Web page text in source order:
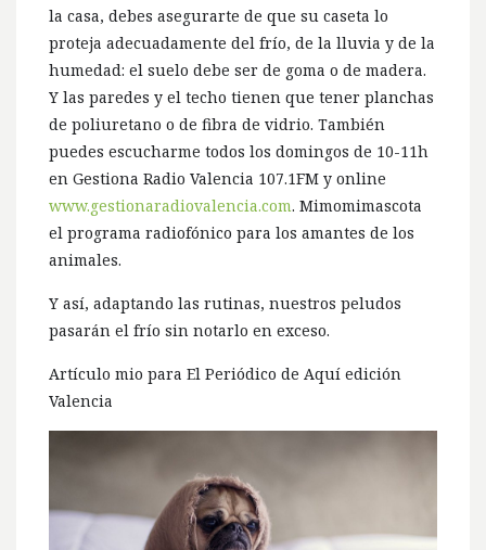
la casa, debes asegurarte de que su caseta lo
proteja adecuadamente del frío, de la lluvia y de la
humedad: el suelo debe ser de goma o de madera.
Y las paredes y el techo tienen que tener planchas
de poliuretano o de fibra de vidrio. También
puedes escucharme todos los domingos de 10-11h
en Gestiona Radio Valencia 107.1FM y online
www.gestionaradiovalencia.com. Mimomimascota
el programa radiofónico para los amantes de los
animales.
Y así, adaptando las rutinas, nuestros peludos
pasarán el frío sin notarlo en exceso.
Artículo mio para El Periódico de Aquí edición
Valencia